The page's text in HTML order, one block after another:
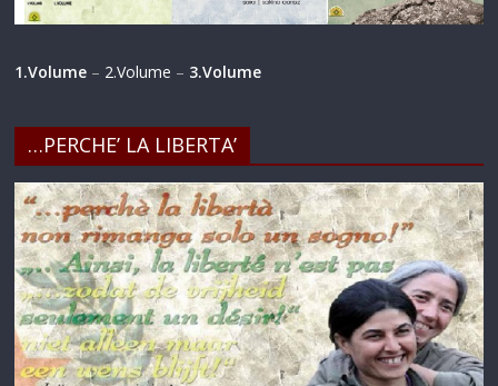
1.Volume – 2.Volume – 3.Volume
…PERCHE’ LA LIBERTA’